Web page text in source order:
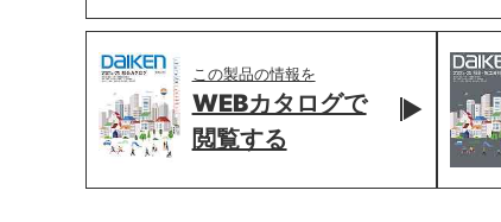
この製品の情報を
WEBカタログで
閲覧する